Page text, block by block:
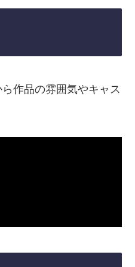
作品の雰囲気やキャス